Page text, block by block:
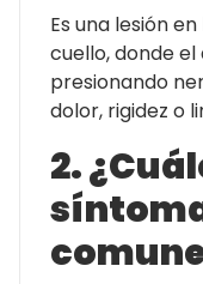
Es una lesión
cuello, donde
presionando
dolor, rigidez o
2.